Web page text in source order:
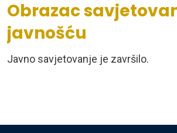
Obrazac
javnošću
Javno savjetovanje je završilo.